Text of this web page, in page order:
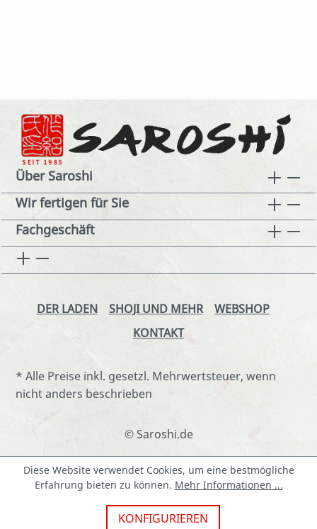
Über Saroshi
Wir fertigen für Sie
Fachgeschäft
DER LADEN SHOJI UND MEHR
WEBSHOP
KONTAKT
* Alle Preise inkl. gesetzl. Mehrwertsteuer, wenn
nicht anders beschrieben
© Saroshi.de
Diese Website verwendet Cookies, um eine bestmögliche
Erfahrung bieten zu können. Mehr Informationen ...
KONFIGURIEREN